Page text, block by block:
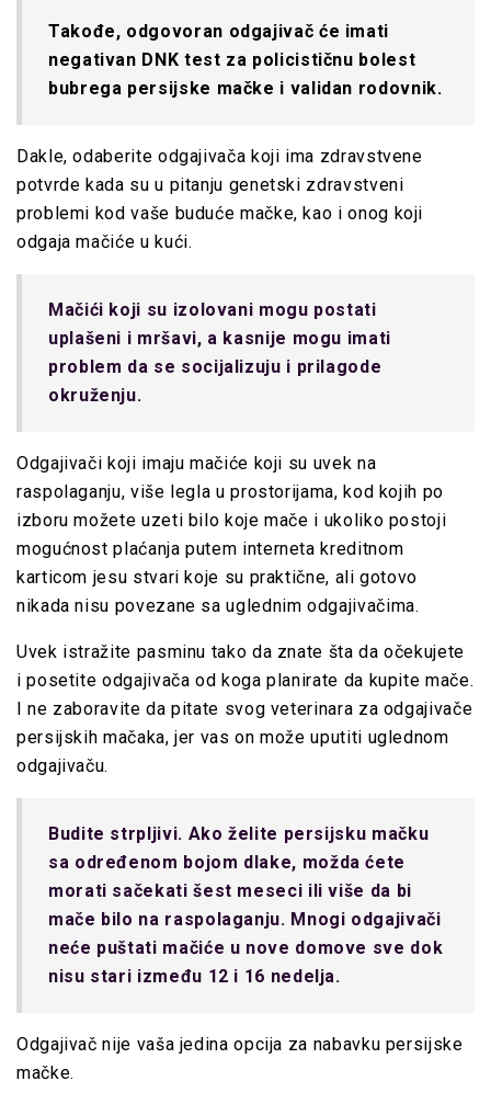
Takođe, odgovoran odgajivač će imati
negativan DNK test za policističnu bolest
bubrega persijske mačke i validan rodovnik.
Dakle, odaberite odgajivača koji ima zdravstvene
potvrde kada su u pitanju genetski zdravstveni
problemi kod vaše buduće mačke, kao i onog koji
odgaja mačiće u kući.
Mačići koji su izolovani mogu postati
uplašeni i mršavi, a kasnije mogu imati
problem da se socijalizuju i prilagode
okruženju.
Odgajivači koji imaju mačiće koji su uvek na
raspolaganju, više legla u prostorijama, kod kojih po
izboru možete uzeti bilo koje mače i ukoliko postoji
mogućnost plaćanja putem interneta kreditnom
karticom jesu stvari koje su praktične, ali gotovo
nikada nisu povezane sa uglednim odgajivačima.
Uvek istražite pasminu tako da znate šta da očekujete
i posetite odgajivača od koga planirate da kupite mače.
I ne zaboravite da pitate svog veterinara za odgajivače
persijskih mačaka, jer vas on može uputiti uglednom
odgajivaču.
Budite strpljivi. Ako želite persijsku mačku
sa određenom bojom dlake, možda ćete
morati sačekati šest meseci ili više da bi
mače bilo na raspolaganju. Mnogi odgajivači
neće puštati mačiće u nove domove sve dok
nisu stari između 12 i 16 nedelja.
Odgajivač nije vaša jedina opcija za nabavku persijske
mačke.